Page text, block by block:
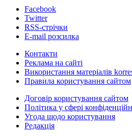
Facebook
Twitter
RSS-стрічки
E-mail розсилка
Контакти
Реклама на сайті
Використання матеріалів
Правила користування сайтом
Договір користування сайтом
Політика у сфері
Угода щодо користування
Редакція